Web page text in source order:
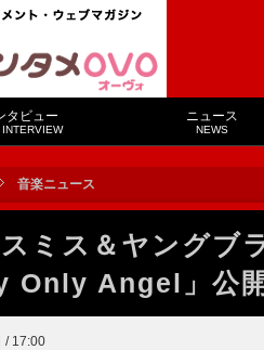
タビュー ニュース
NEWS
音楽ニュース
ミス＆ヤングブ
Only Angel」公開
/ 17:00